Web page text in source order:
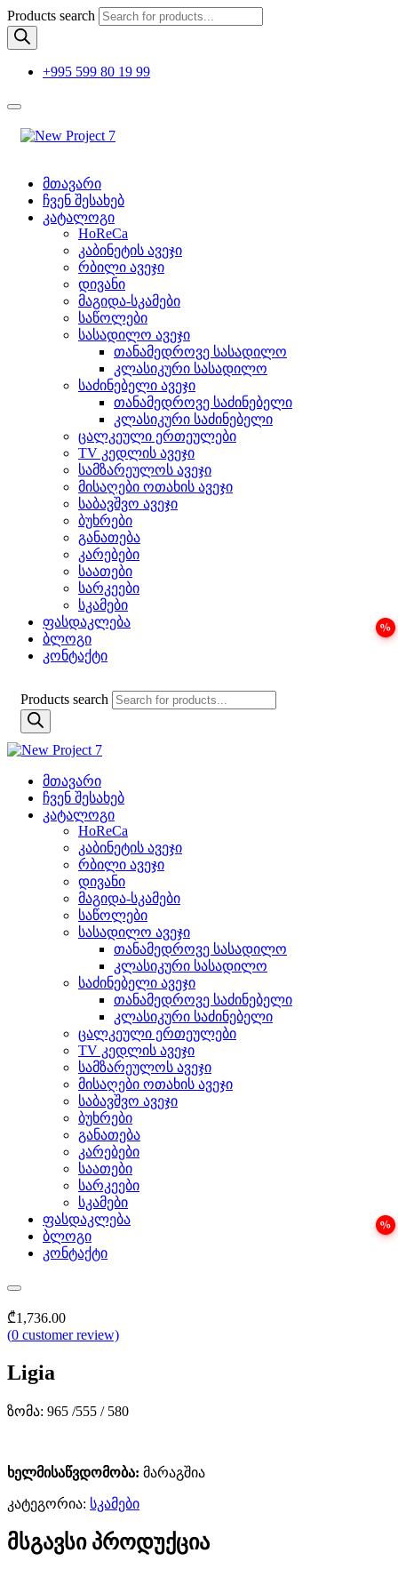
Products search
+995 599 80 19 99
მთავარი
ჩვენ შესახებ
კატალოგი
HoReCa
კაბინეტის ავეჯი
რბილი ავეჯი
დივანი
მაგიდა-სკამები
საწოლები
სასადილო ავეჯი
თანამედროვე სასადილო
კლასიკური სასადილო
საძინებელი ავეჯი
თანამედროვე საძინებელი
კლასიკური საძინებელი
ცალკეული ერთეულები
TV კედლის ავეჯი
სამზარეულოს ავეჯი
მისაღები ოთახის ავეჯი
საბავშვო ავეჯი
ბუხრები
განათება
კარებები
საათები
სარკეები
სკამები
ფასდაკლება
ბლოგი
კონტაქტი
Products search
მთავარი
ჩვენ შესახებ
კატალოგი
HoReCa
კაბინეტის ავეჯი
რბილი ავეჯი
დივანი
მაგიდა-სკამები
საწოლები
სასადილო ავეჯი
თანამედროვე სასადილო
კლასიკური სასადილო
საძინებელი ავეჯი
თანამედროვე საძინებელი
კლასიკური საძინებელი
ცალკეული ერთეულები
TV კედლის ავეჯი
სამზარეულოს ავეჯი
მისაღები ოთახის ავეჯი
საბავშვო ავეჯი
ბუხრები
განათება
კარებები
საათები
სარკეები
სკამები
ფასდაკლება
ბლოგი
კონტაქტი
₾1,736.00
(0 customer review)
Ligia
ზომა: 965 /555 / 580
ხელმისაწვდომობა: მარაგშია
კატეგორია: სკამები
მსგავსი პროდუქცია